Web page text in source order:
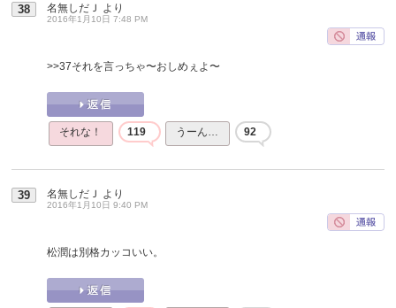
38 名無しだＪ より
2016年1月10日 7:48 PM
>>37それを言っちゃ〜おしめぇよ〜
それな！ 119 うーん… 92
39 名無しだＪ より
2016年1月10日 9:40 PM
松潤は別格カッコいい。